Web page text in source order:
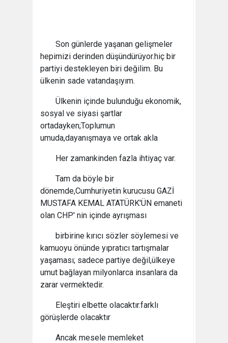
Son günlerde yaşanan gelişmeler
hepimizi derinden düşündürüyor.hiç bir
partiyi destekleyen biri değilim. Bu
ülkenin sade vatandaşıyım.
Ülkenin içinde bulunduğu ekonomik,
sosyal ve siyasi şartlar
ortadayken;Toplumun
umuda,dayanışmaya ve ortak akla
Her zamankinden fazla ihtiyaç var.
Tam da böyle bir
dönemde,Cumhuriyetin kurucusu GAZİ
MUSTAFA KEMAL ATATÜRK'ÜN emaneti
olan CHP' nin içinde ayrışması
birbirine kırıcı sözler söylemesi ve
kamuoyu önünde yıpratıcı tartışmalar
yaşaması; sadece partiye değil,ülkeye
umut bağlayan milyonlarca insanlara da
zarar vermektedir.
Eleştiri elbette olacaktır.farklı
görüşlerde olacaktır
Ancak mesele memleket